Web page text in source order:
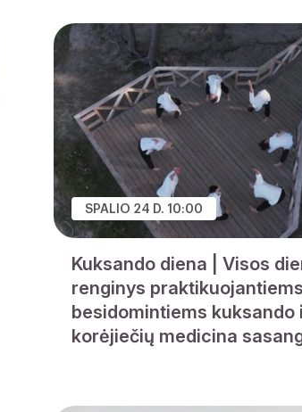
SPALIO 24 D. 10:00
Kuksando diena | Visos
renginys
besidomintiems kuksando
korėjiečių medicina